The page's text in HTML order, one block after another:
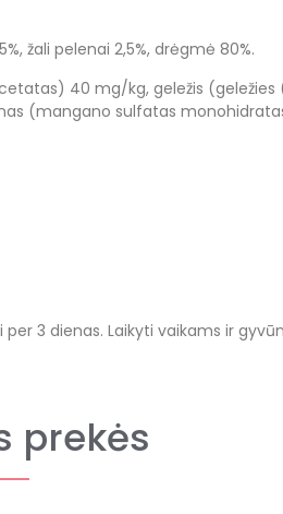
žali pelenai 2,5%, drėgmė 80%.
40 mg/kg, geležis
(mangano sulfatas
3 dienas. Laikyti vaikams ir
prekės